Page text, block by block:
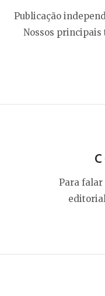
Publicação
Nossos principais
Para falar